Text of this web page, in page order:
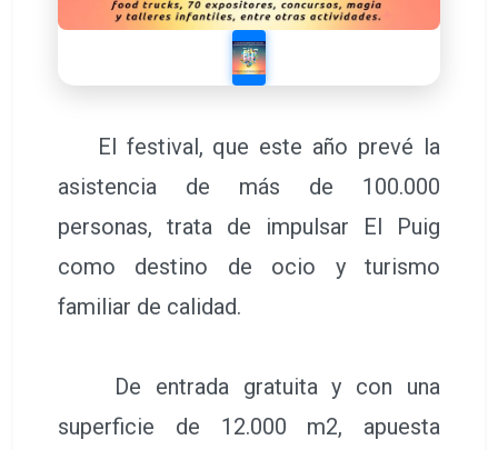
El festival, que este año prevé la
asistencia de más de 100.000
personas, trata de impulsar El Puig
como destino de ocio y turismo
familiar de calidad.
De entrada gratuita y con una
superficie de 12.000 m2, apuesta